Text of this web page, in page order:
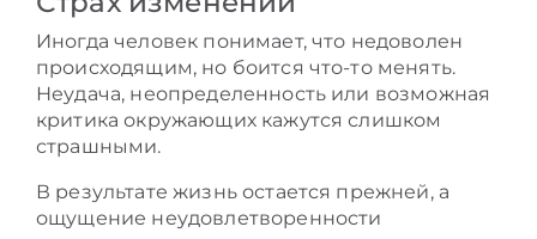
Иногда человек понимает, что недоволен
происходящим, но боится что-то менять.
Неудача, неопределенность или возможная
критика окружающих кажутся слишком
страшными.
В результате жизнь остается прежней, а
ощущение неудовлетворенности